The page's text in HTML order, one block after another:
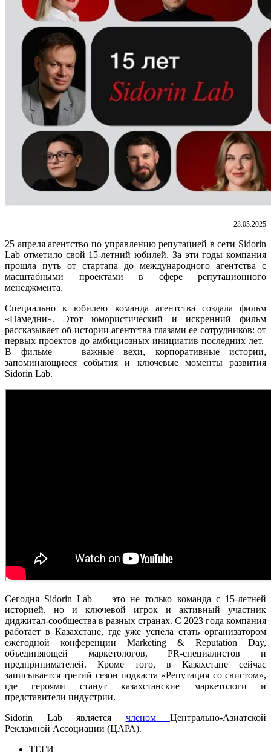
23.05.2025
25 апреля агентство по управлению репутацией в сети Sidorin
Lab отметило свой 15-летний юбилей. За эти годы компания
прошла путь от стартапа до международного агентства с
масштабными проектами в сфере репутационного
менеджмента.
Специально к юбилею команда агентства создала фильм
«Намедни». Этот юмористический и искренний фильм
рассказывает об истории агентства глазами ее сотрудников: от
первых проектов до амбициозных инициатив последних лет.
В фильме — важные вехи, корпоративные истории,
запоминающиеся события и ключевые моменты развития
Sidorin Lab.
Сегодня Sidorin Lab — это не только команда с 15-летней
историей, но и ключевой игрок и активный участник
диджитал-сообщества в разных странах. С 2023 года компания
работает в Казахстане, где уже успела стать организатором
ежегодной конференции Marketing & Reputation Day,
объединяющей маркетологов, PR-специалистов и
предпринимателей. Кроме того, в Казахстане сейчас
записывается третий сезон подкаста «Репутация со свистом»,
где героями станут казахстанские маркетологи и
представители индустрии.
Sidorin Lab является членом Центрально-Азиатской
Рекламной Ассоциации (ЦАРА).
ТЕГИ